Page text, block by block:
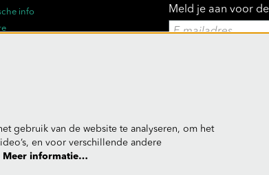
info
Meld je aan voor
overeenstemming met de
gebruik van de website te analyseren, om het
en voor verschillende andere
Meer informatie…